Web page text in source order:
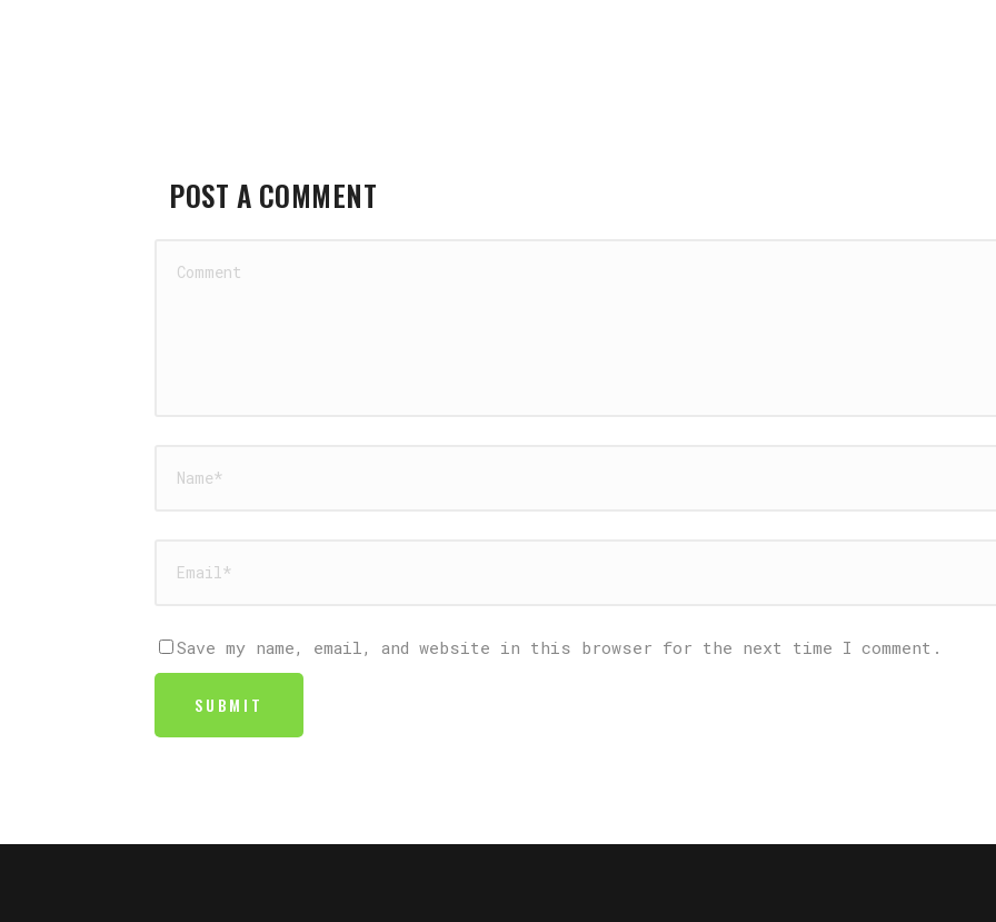
POST A COMMENT
Save my name, email, and website in this browser for the next time I comment.